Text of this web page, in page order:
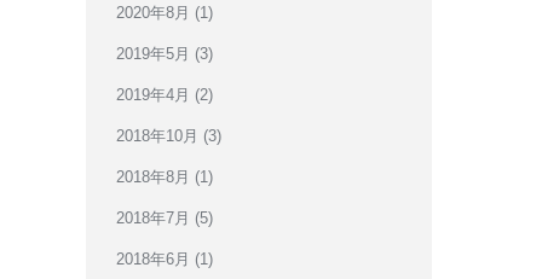
2020年8月 (1)
2019年5月 (3)
2019年4月 (2)
2018年10月 (3)
2018年8月 (1)
2018年7月 (5)
2018年6月 (1)